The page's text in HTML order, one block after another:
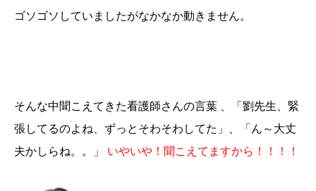
ゴソゴソしていましたがなかなか動きません。
そんな中聞こえてきた看護師さんの言葉 、「劉先生、緊
張してるのよね、ずっとそわそわしてた」、「ん～大丈
夫かしらね。。」 いやいや！聞こえてますから！！！！